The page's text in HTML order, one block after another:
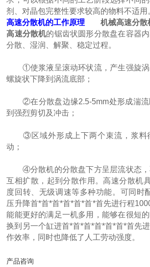
剂、对晶包完整性要求较高的物料不适用
高速分散机的工作原理
机械高速分散
高速分散机的锯齿状圆形分散盘在容器
分散、湿润、解聚、稳定过程。
①使浆液呈滚动环状流，产生强旋涡
螺旋状下降到涡流底部；
②在分散盘边缘2.5-5mm处形成湍流
到强烈剪切及冲击；
③区域外形成上下两个束流，浆料
动；
④分散机的分散盘下方呈层流状态，
互相扩散，起到分散作用。高速分散机
度回转、无级调速等多种功能。可同时
压升降首*首*首*首*首*首*首先进行程
能能更好的满足一机多用，能够在很短
换到另一个缸进首*首*首*首*首*首*首先
作效率，同时也降低了人工劳动强度。
产品咨询